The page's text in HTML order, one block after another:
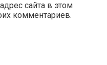
сайта в этом
комментариев.